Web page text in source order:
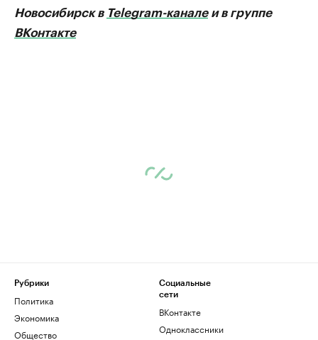
Новосибирск в Telegram-каналеи в группе
ВКонтакте
Рубрики
Политика
Экономика
Общество
Социальные
сети
ВКонтакте
Одноклассники